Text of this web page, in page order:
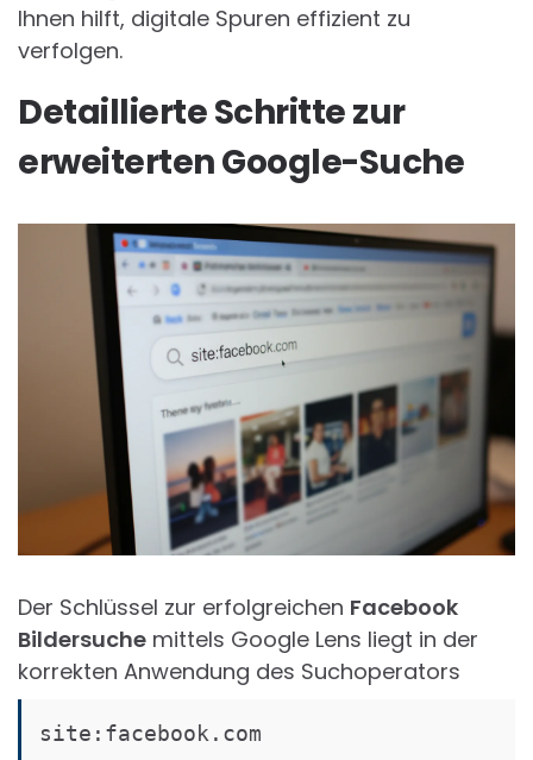
Ihnen hilft, digitale Spuren effizient zu
verfolgen.
Detaillierte Schritte zur
erweiterten Google-Suche
Der Schlüssel zur erfolgreichen Facebook
Bildersuche mittels Google Lens liegt in der
korrekten Anwendung des Suchoperators
site:facebook.com